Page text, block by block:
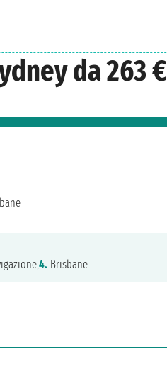
da 263 €
4. Brisbane